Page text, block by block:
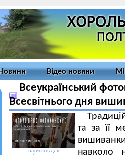
Новини Відео новини
Всеукраїнський
Всесвітнього дня
натисніть для
та за її
навколо